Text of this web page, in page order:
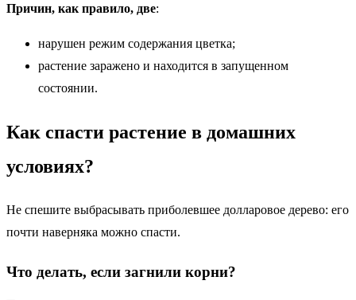
Причин, как правило, две:
нарушен режим содержания цветка;
растение заражено и находится в запущенном
состоянии.
Как спасти растение в домашних
условиях?
Не спешите выбрасывать приболевшее долларовое дерево: его
почти наверняка можно спасти.
Что делать, если загнили корни?